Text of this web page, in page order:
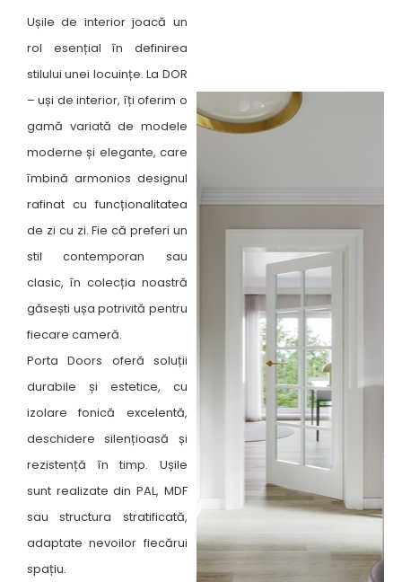
Ușile de interior joacă un
rol esențial în definirea
stilului unei locuințe. La DOR
– uși de interior, îți oferim o
gamă variată de modele
moderne și elegante, care
îmbină armonios designul
rafinat cu funcționalitatea
de zi cu zi. Fie că preferi un
stil contemporan sau
clasic, în colecția noastră
găsești ușa potrivită pentru
fiecare cameră. ​
Porta Doors oferă soluții
durabile și estetice, cu
izolare fonică excelentă,
deschidere silențioasă și
rezistență în timp. Ușile
sunt realizate din PAL, MDF
sau structura stratificată,
adaptate nevoilor fiecărui
spațiu.